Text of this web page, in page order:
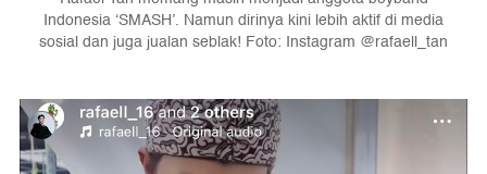
Indonesia ‘SMASH’. Namun dirinya kini lebih aktif di media
sosial dan juga jualan seblak! Foto: Instagram @rafaell_tan